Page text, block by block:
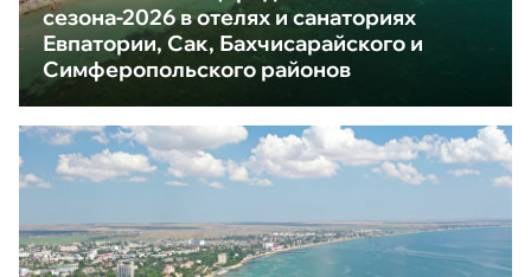
сезона-2026 в отелях и санаториях
Евпатории, Сак, Бахчисарайского и
Симферопольского районов